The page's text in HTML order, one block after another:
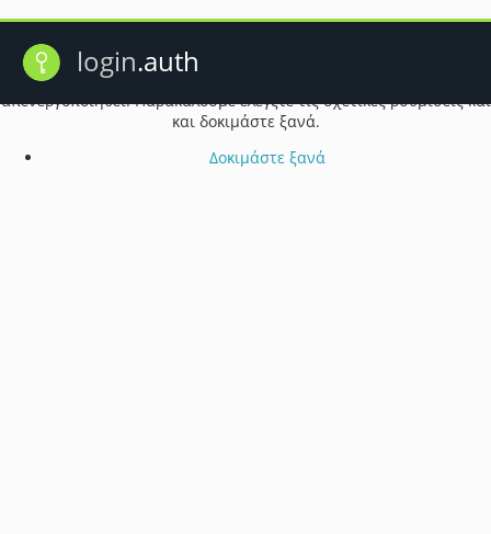
login.auth
Ενδέχεται τα cookie του προγράμματος περιήγησής σας να έχουν
απενεργοποιηθεί. Παρακαλούμε ελέγξτε τις σχετικές ρυθμίσεις και
και δοκιμάστε ξανά.
Δοκιμάστε ξανά